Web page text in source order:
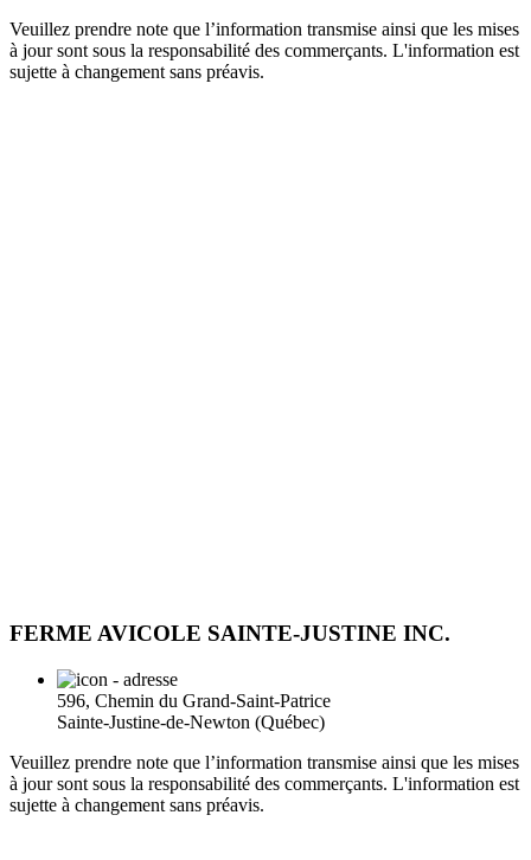
Veuillez prendre note que l’information transmise ainsi que les mises
à jour sont sous la responsabilité des commerçants. L'information est
sujette à changement sans préavis.
FERME AVICOLE SAINTE-JUSTINE INC.
596, Chemin du Grand-Saint-Patrice
Sainte-Justine-de-Newton (Québec)
Veuillez prendre note que l’information transmise ainsi que les mises
à jour sont sous la responsabilité des commerçants. L'information est
sujette à changement sans préavis.